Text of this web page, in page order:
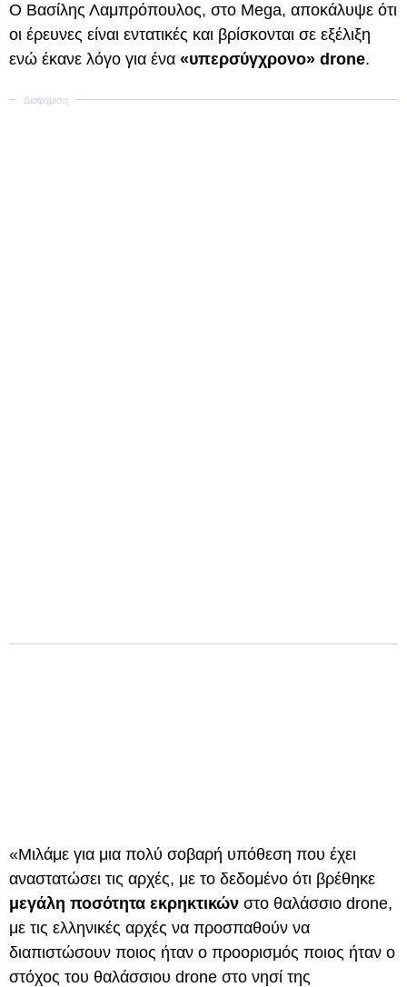
Ο Βασίλης Λαμπρόπουλος, στο Mega, αποκάλυψε ότι
οι έρευνες είναι εντατικές και βρίσκονται σε εξέλιξη
ενώ έκανε λόγο για ένα «υπερσύγχρονο» drone.
«Μιλάμε για μια πολύ σοβαρή υπόθεση που έχει
αναστατώσει τις αρχές, με το δεδομένο ότι βρέθηκε
μεγάλη ποσότητα εκρηκτικών στο θαλάσσιο drone,
με τις ελληνικές αρχές να προσπαθούν να
διαπιστώσουν ποιος ήταν ο προορισμός ποιος ήταν ο
στόχος του θαλάσσιου drone στο νησί της